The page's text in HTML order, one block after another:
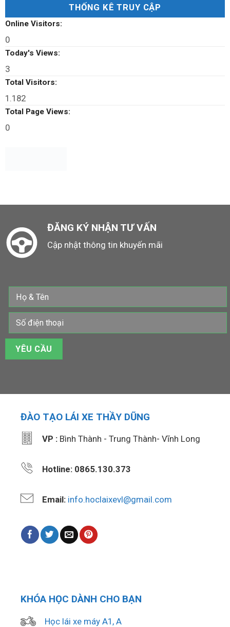
THỐNG KÊ TRUY CẬP
Online Visitors:
0
Today's Views:
3
Total Visitors:
1.182
Total Page Views:
0
ĐĂNG KÝ NHẬN TƯ VẤN
Cập nhật thông tin khuyến mãi
ĐÀO TẠO LÁI XE THẦY DŨNG
VP :Bình Thành - Trung Thành- Vĩnh Long
Hotline: 0865.130.373
Email: info.hoclaixevl@gmail.com
KHÓA HỌC DÀNH CHO BẠN
Học lái xe máy A1, A